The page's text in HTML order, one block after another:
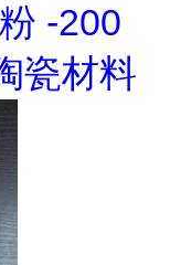
-200
瓷材料